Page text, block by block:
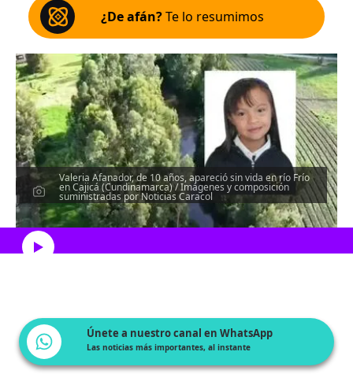
¿De afán?Te lo resumimos
Valeria Afanador, de 10 años, apareció sin vida en río Frío
en Cajicá (Cundinamarca) / Imágenes y composición
suministradas por Noticias Caracol
Escucha el artículo
Únete a nuestro canal en WhatsApp
Las noticias más importantes, al instante